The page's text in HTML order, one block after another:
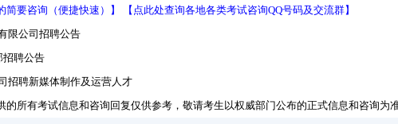
简要咨询（便捷快速）】
【点此处查询各地各类考试咨询QQ号码及交流群】
限公司招聘公告
招聘公告
招聘新媒体制作及运营人才
所有考试信息和咨询回复仅供参考，敬请考生以权威部门公布的正式信息和咨询为